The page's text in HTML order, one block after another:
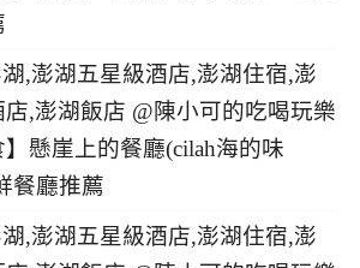
】懸崖上的餐廳(cilah海的味
餐廳推薦